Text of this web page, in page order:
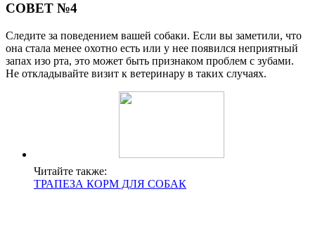
СОВЕТ №4
Следите за поведением вашей собаки. Если вы заметили, что
она стала менее охотно есть или у нее появился неприятный
запах изо рта, это может быть признаком проблем с зубами.
Не откладывайте визит к ветеринару в таких случаях.
Читайте также:
ТРАПЕЗА КОРМ ДЛЯ СОБАК